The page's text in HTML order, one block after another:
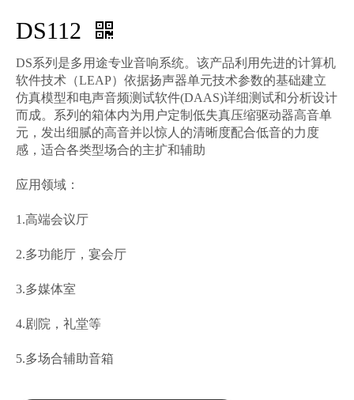
DS112
DS系列是多用途专业音响系统。该产品利用先进的计算机
软件技术（LEAP）依据扬声器单元技术参数的基础建立
仿真模型和电声音频测试软件(DAAS)详细测试和分析设计
而成。系列的箱体内为用户定制低失真压缩驱动器高音单
元，发出细腻的高音并以惊人的清晰度配合低音的力度
感，适合各类型场合的主扩和辅助
应用领域：
1.高端会议厅
2.多功能厅，宴会厅
3.多媒体室
4.剧院，礼堂等
5.多场合辅助音箱